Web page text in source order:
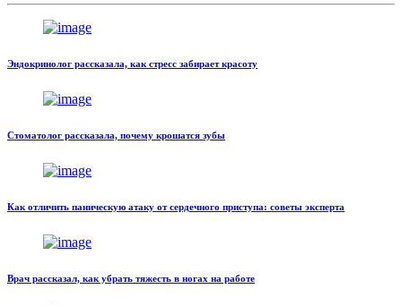
Эндокринолог рассказала, как стресс забирает красоту
Стоматолог рассказала, почему крошатся зубы
Как отличить паническую атаку от сердечного приступа: советы эксперта
Врач рассказал, как убрать тяжесть в ногах на работе